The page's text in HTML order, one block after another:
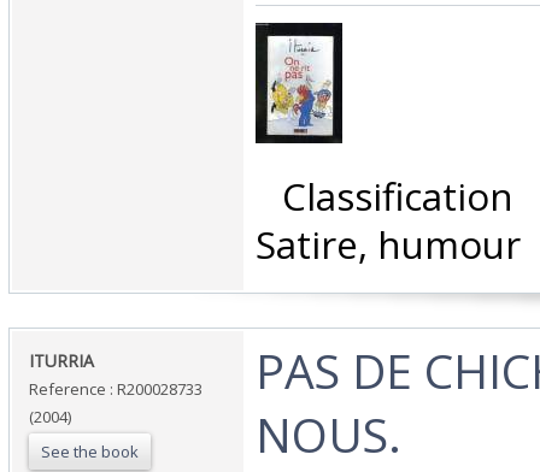
Satire, humour‎
‎ITURRIA‎
Reference : R200028733
(2004)
See the book
‎PAS DE
NOUS.‎